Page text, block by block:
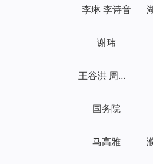
李琳 李诗音
谢玮
王谷洪 周友华 冷胡峰
国务院
马高雅